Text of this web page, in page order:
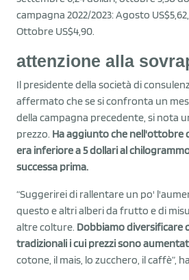
campagna 2022/2023: Agosto
Ottobre US$4,90.
attenzione alla
Il presidente della società di
affermato che se si confronta un
della campagna precedente, si nota
prezzo. Ha aggiunto che nell'ottobre
era inferiore a 5 dollari al
successa prima.
“Suggerirei di rallentare un po'
questo e altri alberi da frutto e di
altre colture. Dobbiamo diversificare
tradizionali i cui prezzi sono
cotone, il mais, lo zucchero, il caffè”,